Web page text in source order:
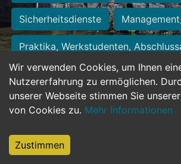
Wir verwenden Cookies, um Ihnen
Nutzererfahrung zu ermöglichen.
unserer Webseite stimmen Sie
von Cookies zu. Mehr Informationen
Zustimmen
Sicherheitsdienste
Praktika, Werkstudenten,
Personalwesen Assistenz,
Hilfskräfte, Aushilfs- und Nebenjobs
Weiterbildung, Studium, duale